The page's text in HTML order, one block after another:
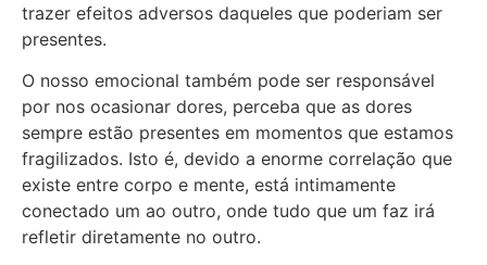
trazer efeitos adversos daqueles que poderiam ser
presentes.
O nosso emocional também pode ser responsável
por nos ocasionar dores, perceba que as dores
sempre estão presentes em momentos que estamos
fragilizados. Isto é, devido a enorme correlação que
existe entre corpo e mente, está intimamente
conectado um ao outro, onde tudo que um faz irá
refletir diretamente no outro.